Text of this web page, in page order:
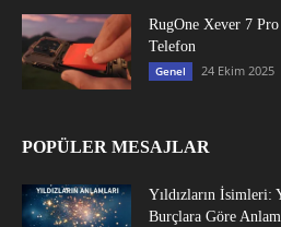
RugOne Xever 7
Telefon
Genel 24 Ekim 2025
POPÜLER MESAJLAR
Yıldızların İsimleri:
Burçlara Göre